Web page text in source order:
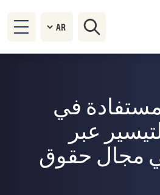
في
عبر
مجال حقوق